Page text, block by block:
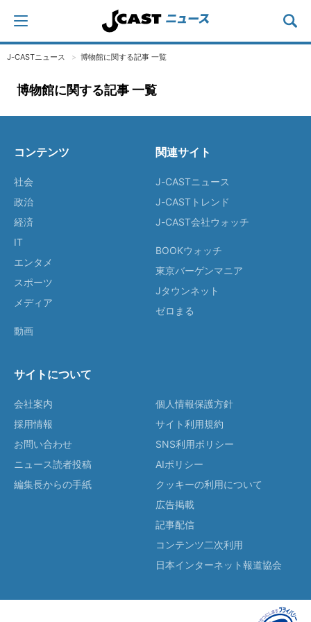
J-CASTニュース 博物館に関する記事 一覧
博物館に関する記事 一覧
コンテンツ
社会
政治
経済
IT
エンタメ
スポーツ
メディア
動画
関連サイト
J-CASTニュース
J-CASTトレンド
J-CAST会社ウォッチ
BOOKウォッチ
東京バーゲンマニア
Jタウンネット
ゼロまる
サイトについて
会社案内
採用情報
お問い合わせ
ニュース読者投稿
編集長からの手紙
個人情報保護方針
サイト利用規約
SNS利用ポリシー
AIポリシー
クッキーの利用について
広告掲載
記事配信
コンテンツ二次利用
日本インターネット報道協会